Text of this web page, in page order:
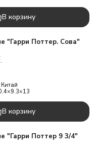
В корзину
"Гарри Поттер. Сова"
Китай
В корзину
"Гарри Поттер 9 3/4"